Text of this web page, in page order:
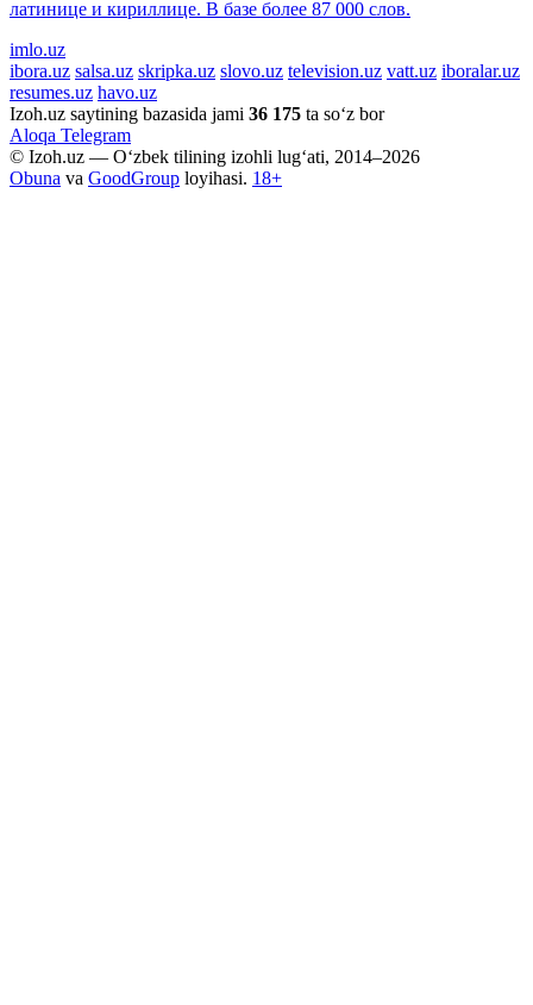
латинице и кириллице. В базе более 87 000 слов.
imlo.uz
ibora.uz salsa.uz skripka.uz slovo.uz television.uz vatt.uz iboralar.uz
resumes.uz havo.uz
Izoh.uz saytining bazasida jami 36 175 ta so‘z bor
Aloqa Telegram
© Izoh.uz — O‘zbek tilining izohli lug‘ati, 2014–2026
Obuna va GoodGroup loyihasi. 18+